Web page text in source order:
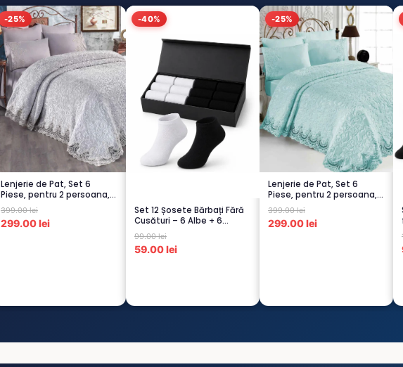
-25%
Lenjerie de Pat, Set 6
Piese, pentru 2 persoana,
GRI -1...
399.00 lei
299.00 lei
-40%
Set 12 Șosete Bărbați Fără
Cusături – 6 Albe + 6
Negre...
99.00 lei
59.00 lei
-25%
Lenjerie de Pat, Set 6
Piese, pentru 2 persoana,
TURCOA...
399.00 lei
299.00 lei